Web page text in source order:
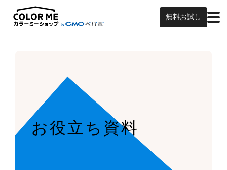
無料お試し
お役立ち資料